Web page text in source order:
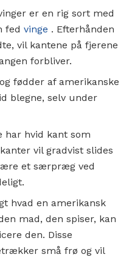
er en rig sort med
fed vinge . Efterhånden
vil kantene på fjerene
forbliver.
fødder af amerikanske
blegne, selv under
har hvid kant som
vil gradvist slides
et særpræg ved
hvad en amerikansk
mad, den spiser, kan
den. Disse
små frø og vil